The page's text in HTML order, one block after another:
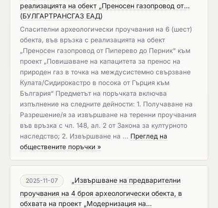
реализацията на обект „Преносен газопровод от...
(БУЛГАРТРАНСГАЗ ЕАД)
Спасителни археологически проучвания на 6 (шест)
обекта, във връзка с реализацията на обект
„Преносен газопровод от Пиперево до Перник“ към
проект „Повишаване на капацитета за пренос на
природен газ в точка на междусистемно свързване
Кулата/Сидирокастро в посока от Гърция към
България“ Предметът на поръчката включва
изпълнение на следните дейности: 1. Получаване на
Разрешение/я за извършване на теренни проучвания
във връзка с чл. 148, ал. 2 от Закона за културното
наследство; 2. Извършване на … Преглед на
обществените поръчки »
2025-11-07
„Извършване на предварителни
проучвания на 4 броя археологически обекта, в
обхвата на проект „Модернизация на...